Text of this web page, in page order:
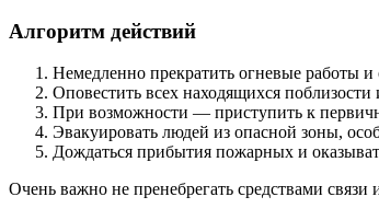
Алгоритм действий
Немедленно прекратить огневые работы и
Оповестить всех находящихся
При возможности — приступить к
Эвакуировать людей из опасной зоны,
Дождаться прибытия пожарных и
Очень важно не пренебрегать средствами